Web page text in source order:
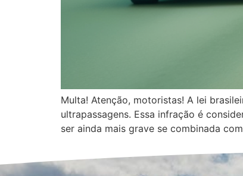
Multa! Atenção, motoristas! A lei
ultrapassagens. Essa infração é
ser ainda mais grave se combinada